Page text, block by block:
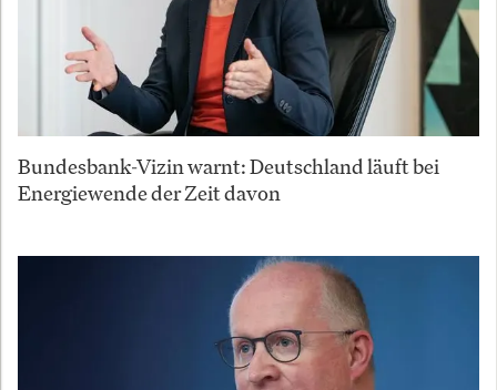
Bundesbank-Vizin warnt: Deutschland läuft bei
Energiewende der Zeit davon